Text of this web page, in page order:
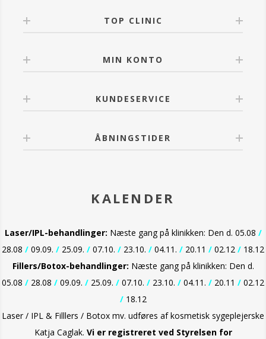
TOP CLINIC
MIN KONTO
KUNDESERVICE
ÅBNINGSTIDER
KALENDER
Laser/IPL-behandlinger: Næste gang på klinikken: Den d. 05.08 /
28.08 / 09.09. / 25.09. / 07.10. / 23.10. / 04.11. / 20.11 / 02.12 / 18.12
Fillers/Botox-behandlinger: Næste gang på klinikken: Den d.
05.08 / 28.08 / 09.09. / 25.09. / 07.10. / 23.10. / 04.11. / 20.11 / 02.12
/18.12
Laser / IPL & Filllers / Botox mv. udføres af kosmetisk sygeplejerske
Katja Caglak. Vi er registreret ved Styrelsen for